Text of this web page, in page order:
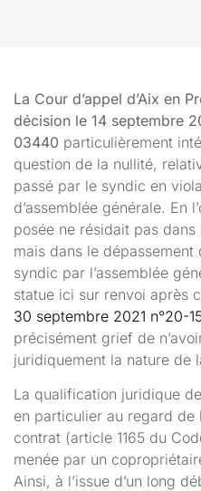
La Cour d’appel d’Aix en
décision le 14 septembre
03440 particulièrement
question de la nullité,
passé par le syndic en
d’assemblée générale. En
posée ne résidait pas dans
mais dans le
syndic par l’assemblée
statue ici sur renvoi après
30 septembre 2021 n°20-
précisément grief de
juridiquement la nature de
La qualification juridique
en particulier au regard de
contrat (article 1165 du
menée par un
Ainsi, à l’issue d’un long